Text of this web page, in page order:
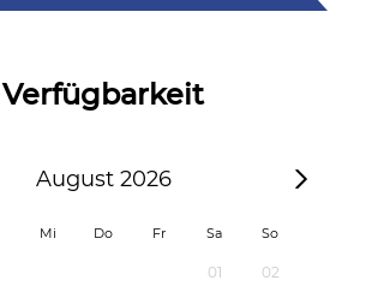
Verfügbarkeit
August 2026
Mi Do Fr Sa So
01 02